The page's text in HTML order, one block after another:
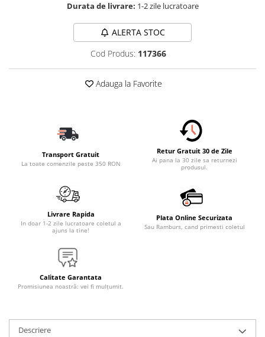
Huse Scaune Auto
Tavite Portbagaj Dedicate
Covorase Auto/ Presuri Auto
Seturi Interior
Accesorii Siguranta Auto
Incarcatoare Auto
Accesorii pentru Roti si Anvelope
Organizatoare Auto
Iluminat Auto
Proiectoare
Piese Auto
Durata de livrare: 1-2 zile lucratoare
ALERTA STOC
Cod Produs: 117366
Adauga la Favorite
Transport Gratuit
La toate comenzile peste 350 RON
Retur Gratuit 30 de Zile
Ai pana la 30 zile sa returnezi
produsul.
Livrare Rapida
In doar 1-2 zile lucratoare coletul a
ajuns la tine!
Plata Online Securizata
Sau Ramburs, cand primesti coletul
Calitate Garantata
Promisiunea noastră: vei fi mulțumit.
Descriere